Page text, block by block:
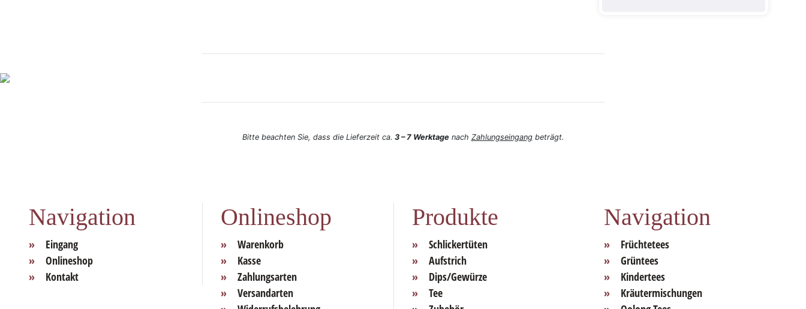
Bitte beachten Sie, dass die Lieferzeit ca. 3 – 7 Werktagenach Zahlungseingangbeträgt.
Navigation
Eingang
Onlineshop
Kontakt
Onlineshop
Warenkorb
Kasse
Zahlungsarten
Versandarten
Produkte
Schlickertüten
Aufstrich
Dips/Gewürze
Tee
Navigation
Früchtetees
Grüntees
Kindertees
Kräutermischungen